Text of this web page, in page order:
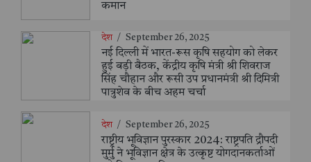
कमान
देश / September 26, 2025
नई दिल्ली में भारत-रूस कृषि सहयोग को लेकर
हुई बड़ी बैठक, केंद्रीय कृषि मंत्री श्री शिवराज
सिंह चौहान और रूसी उप प्रधानमंत्री श्री दिमित्री
पात्रुशेव के बीच अहम चर्चा
देश / September 26, 2025
राष्ट्रीय भूविज्ञान पुरस्कार 2024: राष्ट्रपति द्रौपदी
मुर्मु ने भूविज्ञान क्षेत्र के उत्कृष्ट योगदानकर्ताओं